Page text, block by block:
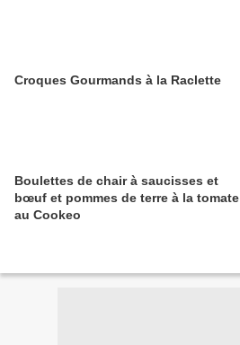
Croques Gourmands à la Raclette
Boulettes de chair à saucisses et
bœuf et pommes de terre à la tomate
au Cookeo